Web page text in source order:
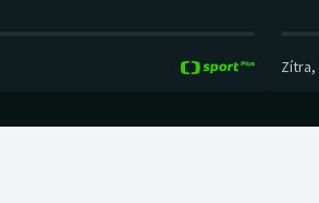
Zítra,